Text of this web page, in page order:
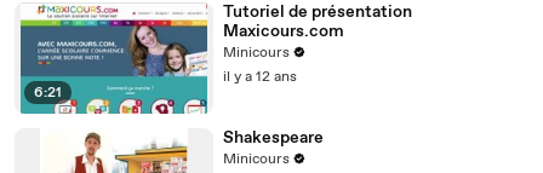
6:21
Tutoriel de présentation
Maxicours.com
Minicours
il y a 12 ans
Shakespeare
Minicours